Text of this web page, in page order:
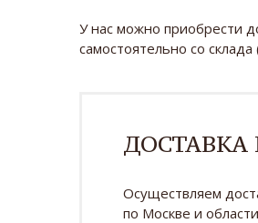
У нас можно приобрести
самостоятельно со
ДОСТАВКА
Осуществляем
по Москве и